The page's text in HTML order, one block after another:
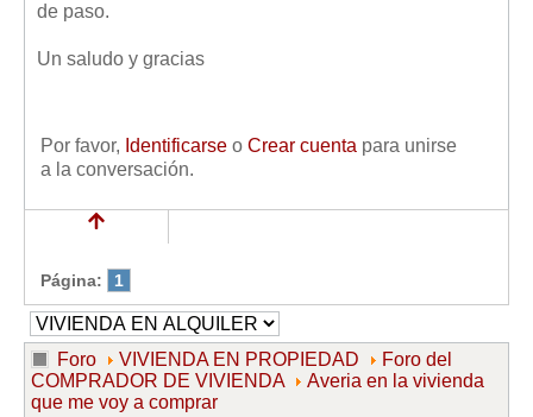
de paso.
Un saludo y gracias
Por favor, Identificarse o Crear cuenta para unirse
a la conversación.
Página: 1
Foro VIVIENDA EN PROPIEDAD
Foro del
COMPRADOR DE VIVIENDA
Averia en la vivienda
que me voy a comprar